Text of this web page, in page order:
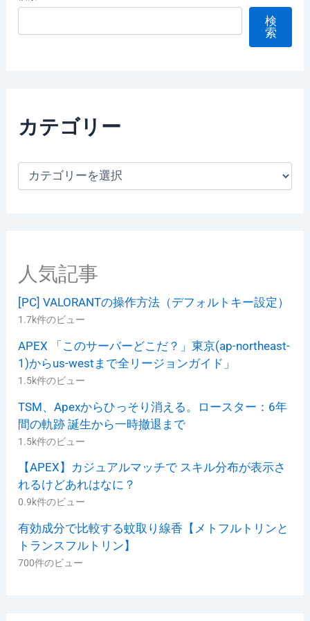
検
索
カテゴリー
カ
人気記事
[PC] VALORANTの操作方法（デフォルトキー設定）
1.7k件のビュー
APEX 「このサーバーどこだ？」東京(ap-northeast-
1)からus-westまで全リージョンガイド」
1.5k件のビュー
TSM、Apexからひっそり消える。ロースター：6年
間の軌跡 誕生から一時撤退まで
1.5k件のビュー
【APEX】カジュアルマッチで スキル分布が表示さ
れるけどあれはなに？
0.9k件のビュー
有効成分で比較する蚊取り線香【メトフルトリンと
トランスフルトリン】
700件のビュー